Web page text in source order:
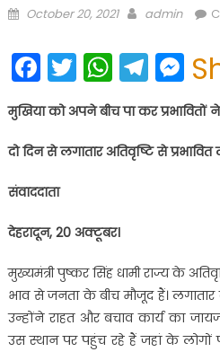
Posted
October 20, 2021 Author
admin
Facebook
Twitter
मुखिया को अपने बीच पा कर प्रभावितों
दो दिन से लगातार अतिवृष्टि से
संवाददाता
देहरादून, 20 अक्टूबर।
मुख्यमंत्री पुष्कर सिंह धामी राज्य के
भाव से जनता के बीच मौजूद हैं।
उन्होंने राहत और बचाव कार्य का
उस स्थान पर पहुंच रहे हैं जहां के लोगों